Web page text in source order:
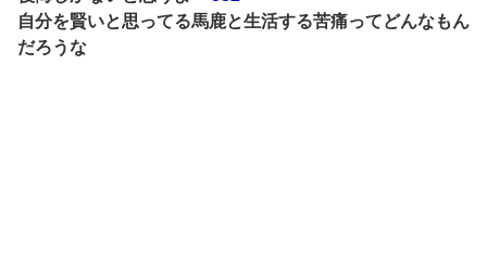
自分を賢いと思ってる馬鹿と生活する苦痛ってどんなもん
だろうな